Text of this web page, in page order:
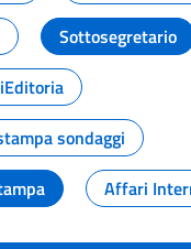
Sottosegretario
sondaggi
Affari